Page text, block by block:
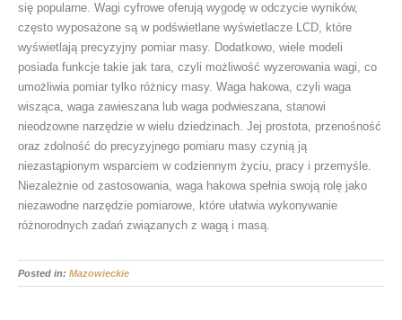
się popularne. Wagi cyfrowe oferują wygodę w odczycie wyników,
często wyposażone są w podświetlane wyświetlacze LCD, które
wyświetlają precyzyjny pomiar masy. Dodatkowo, wiele modeli
posiada funkcje takie jak tara, czyli możliwość wyzerowania wagi, co
umożliwia pomiar tylko różnicy masy. Waga hakowa, czyli waga
wisząca, waga zawieszana lub waga podwieszana, stanowi
nieodzowne narzędzie w wielu dziedzinach. Jej prostota, przenośność
oraz zdolność do precyzyjnego pomiaru masy czynią ją
niezastąpionym wsparciem w codziennym życiu, pracy i przemyśle.
Niezależnie od zastosowania, waga hakowa spełnia swoją rolę jako
niezawodne narzędzie pomiarowe, które ułatwia wykonywanie
różnorodnych zadań związanych z wagą i masą.
Posted in: Mazowieckie